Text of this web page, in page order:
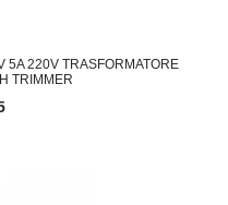
5A 220V TRASFORMATORE
TRIMMER